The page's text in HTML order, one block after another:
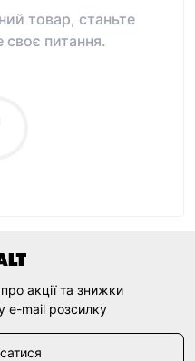
товар, станьте
своє питання.
акції та знижки
e-mail розсилку